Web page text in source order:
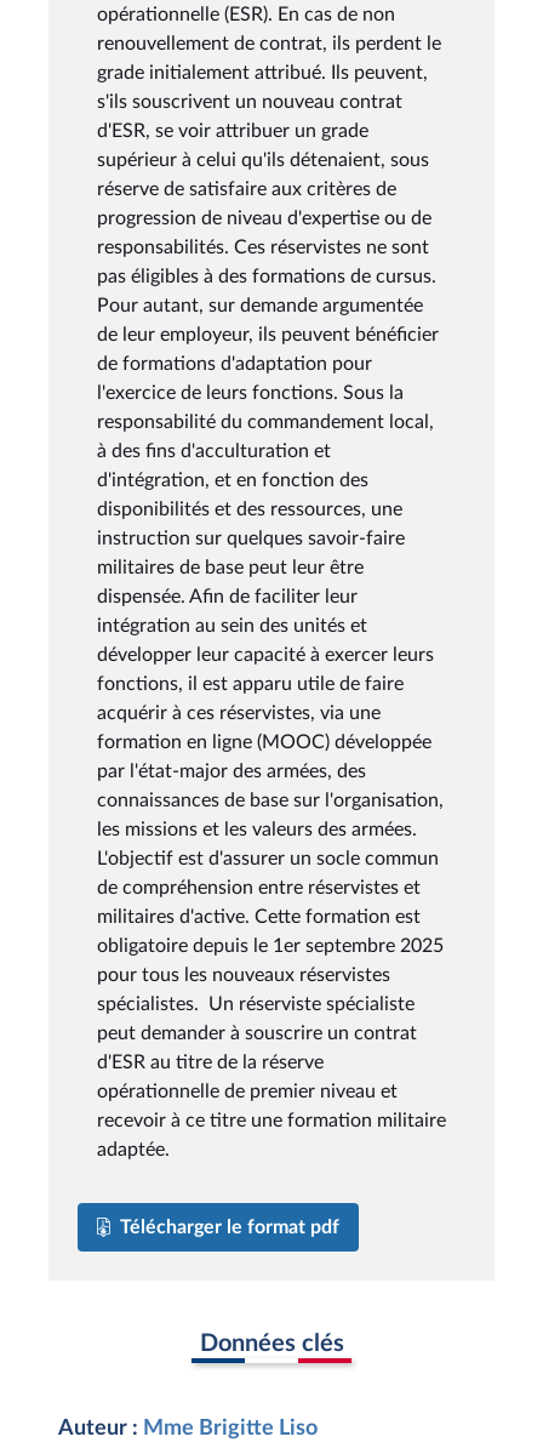
opérationnelle (ESR). En cas de non
renouvellement de contrat, ils perdent le
grade initialement attribué. Ils peuvent,
s'ils souscrivent un nouveau contrat
d'ESR, se voir attribuer un grade
supérieur à celui qu'ils détenaient, sous
réserve de satisfaire aux critères de
progression de niveau d'expertise ou de
responsabilités. Ces réservistes ne sont
pas éligibles à des formations de cursus.
Pour autant, sur demande argumentée
de leur employeur, ils peuvent bénéficier
de formations d'adaptation pour
l'exercice de leurs fonctions. Sous la
responsabilité du commandement local,
à des fins d'acculturation et
d'intégration, et en fonction des
disponibilités et des ressources, une
instruction sur quelques savoir-faire
militaires de base peut leur être
dispensée. Afin de faciliter leur
intégration au sein des unités et
développer leur capacité à exercer leurs
fonctions, il est apparu utile de faire
acquérir à ces réservistes, via une
formation en ligne (MOOC) développée
par l'état-major des armées, des
connaissances de base sur l'organisation,
les missions et les valeurs des armées.
L'objectif est d'assurer un socle commun
de compréhension entre réservistes et
militaires d'active. Cette formation est
obligatoire depuis le 1er septembre 2025
pour tous les nouveaux réservistes
spécialistes. Un réserviste spécialiste
peut demander à souscrire un contrat
d'ESR au titre de la réserve
opérationnelle de premier niveau et
recevoir à ce titre une formation militaire
adaptée.
Télécharger le format pdf
Données clés
Auteur : Mme Brigitte Liso